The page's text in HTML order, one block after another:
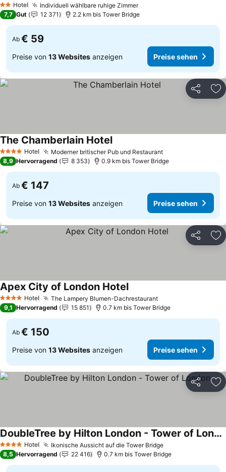
2 Sterne
Hotel Individuell wählbare ruhige Zimmer
7,7 Gut 12 371 2.2 km bis Tower Bridge
Ab € 59
Preise von 13 Websites anzeigen Preise sehen
Teilen
4 Sterne Hotel Moderner britischer Pub und Restaurant
The Chamberlain Hotel
8,9 Hervorragend 8 353 0.9 km bis Tower Bridge
Ab € 147
Preise von 13 Websites anzeigen Preise sehen
Teilen
4 Sterne Hotel The Lampery Blumen-Dachrestaurant
Apex City of London Hotel
9,1 Hervorragend 15 851 0.7 km bis Tower Bridge
Ab € 150
Preise von 13 Websites anzeigen Preise sehen
Teilen
4 Sterne Hotel Ikonische Aussicht auf die Tower Bridge
DoubleTree by Hilton London - Tower of London
8,5 Hervorragend 22 416 0.7 km bis Tower Bridge